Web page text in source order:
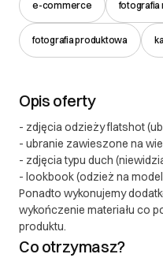
DOWIEDZ
e-commerce fotografia
fotografia produktowa
Opis oferty
- zdjęcia odzieży flatshot
- ubranie zawieszone na
- zdjęcia typu duch
- lookbook (odzież na
Ponadto wykonujemy
wykończenie materiału co
produktu.
Co otrzymasz?